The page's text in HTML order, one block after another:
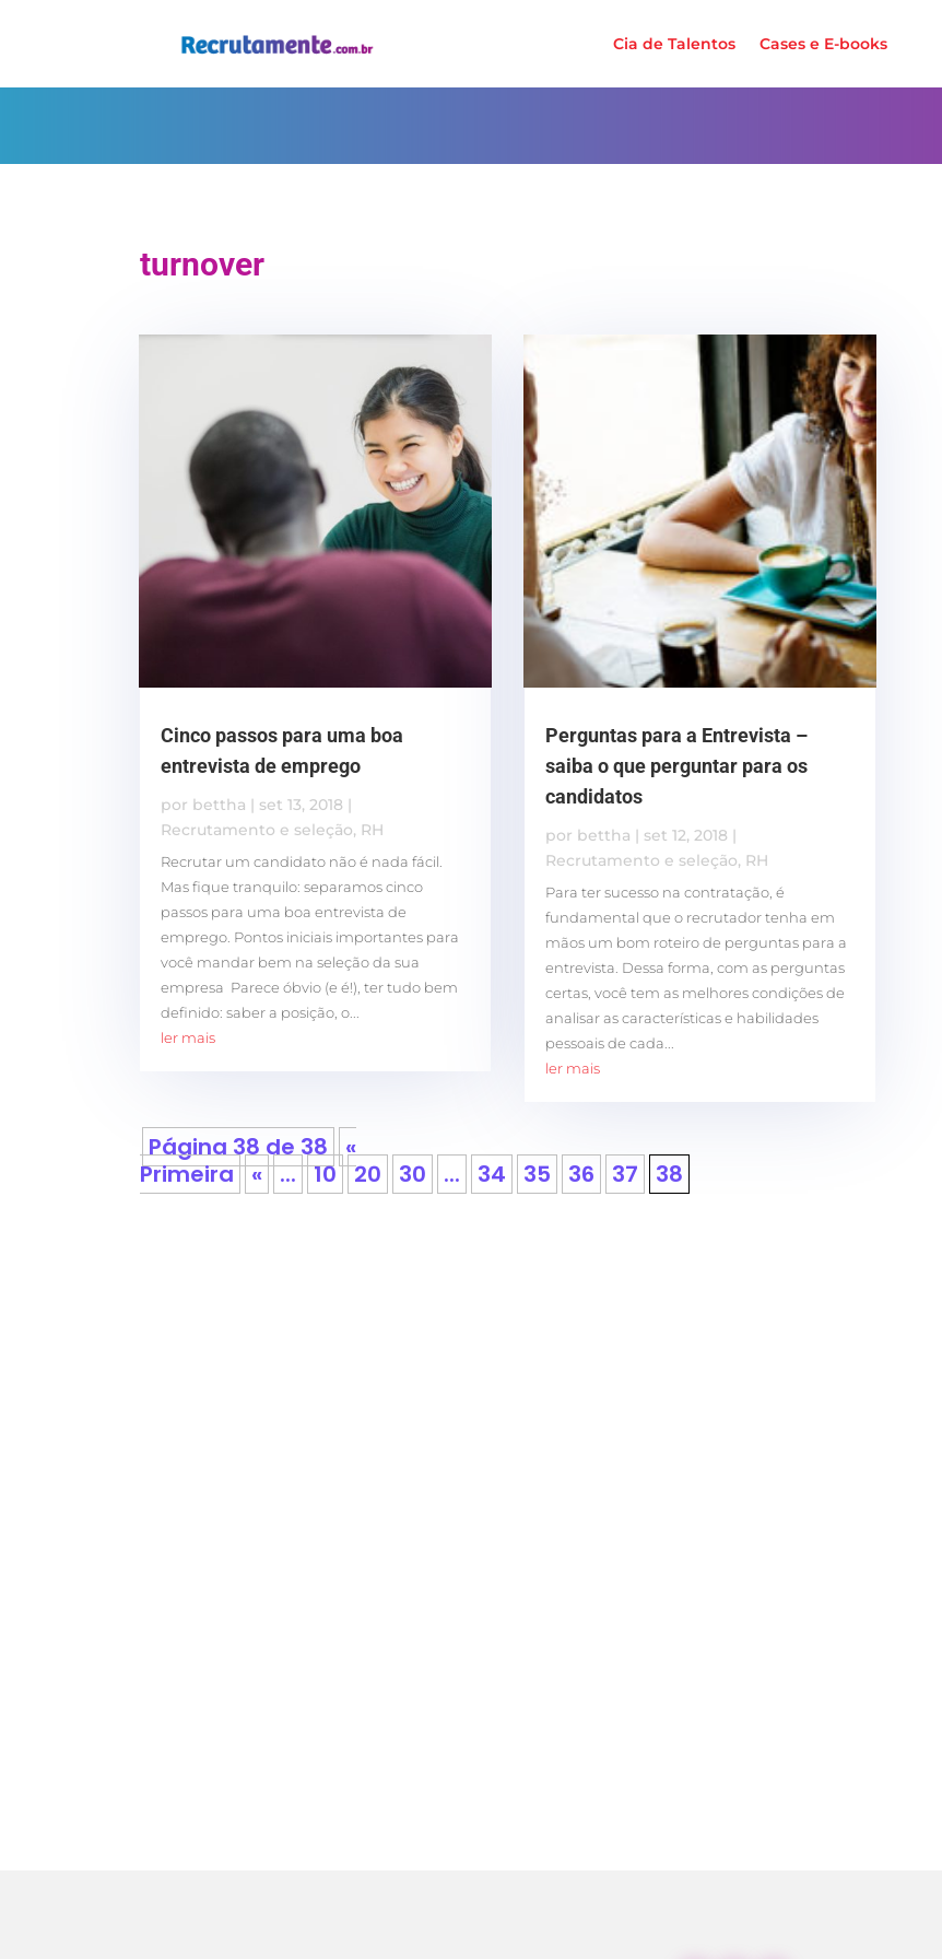
Cia de Talentos Cases e E-books
turnover
Cinco passos para uma boa
entrevista de emprego
por bettha | set 13, 2018 |
Recrutamento e seleção, RH
Recrutar um candidato não é nada fácil.
Mas fique tranquilo: separamos cinco
passos para uma boa entrevista de
emprego. Pontos iniciais importantes para
você mandar bem na seleção da sua
empresa Parece óbvio (e é!), ter tudo bem
definido: saber a posição, o...
ler mais
Perguntas para a Entrevista –
saiba o que perguntar para os
candidatos
por bettha | set 12, 2018 |
Recrutamento e seleção, RH
Para ter sucesso na contratação, é
fundamental que o recrutador tenha em
mãos um bom roteiro de perguntas para a
entrevista. Dessa forma, com as perguntas
certas, você tem as melhores condições de
analisar as características e habilidades
pessoais de cada...
ler mais
Página 38 de 38
«
Primeira « ... 10 20 30 ... 34 35 36 37 38